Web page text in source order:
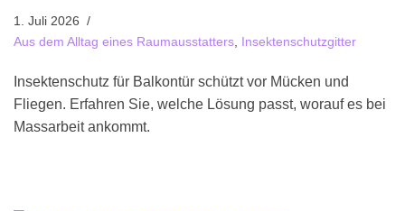
1. Juli 2026
Aus dem Alltag eines Raumausstatters Insektenschutzgitter
Insektenschutz für Balkontür schützt vor Mücken und
Fliegen. Erfahren Sie, welche Lösung passt, worauf es bei
Massarbeit ankommt.